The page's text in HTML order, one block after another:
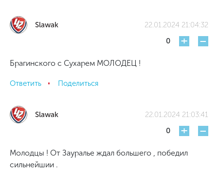
Slawak
22.01.2024 21:04:32
0
+ -
Брагинского с Сухарем МОЛОДЕЦ !
Ответить Поделиться
Slawak
22.01.2024 21:03:41
0
+ -
Молодцы ! От Зауралье ждал большего , победил
сильнейшии .